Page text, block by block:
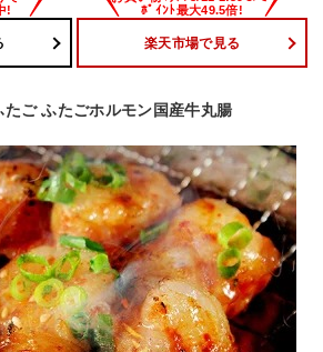
楽天市場で見る
ご ふたごホルモン国産牛丸腸